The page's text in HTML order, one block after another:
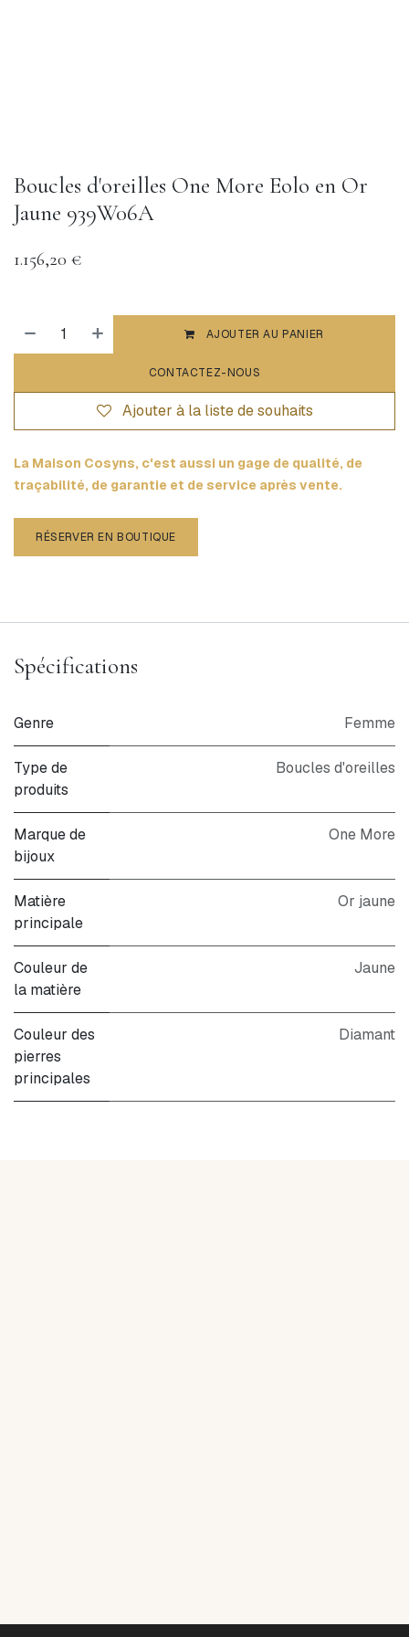
Boucles d'oreilles One More Eolo en Or
Jaune 939W06A
1.156,20 €
AJOUTER AU PANIER
CONTACTEZ-NOUS
Ajouter à la liste de souhaits
La Maison Cosyns, c'est aussi un gage de qualité, de
traçabilité, de garantie et de service après vente.
RÉSERVER EN BOUTIQUE
Spécifications
Genre Femme
Type de
produits
Boucles d'oreilles
Marque de
bijoux
One More
Matière
principale
Or jaune
Couleur de
la matière
Jaune
Couleur des
pierres
principales
Diamant